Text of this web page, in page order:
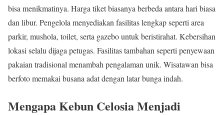
bisa menikmatinya. Harga tiket biasanya berbeda antara hari biasa
dan libur. Pengelola menyediakan fasilitas lengkap seperti area
parkir, mushola, toilet, serta gazebo untuk beristirahat. Kebersihan
lokasi selalu dijaga petugas. Fasilitas tambahan seperti penyewaan
pakaian tradisional menambah pengalaman unik. Wisatawan bisa
berfoto memakai busana adat dengan latar bunga indah.
Mengapa Kebun Celosia Menjadi